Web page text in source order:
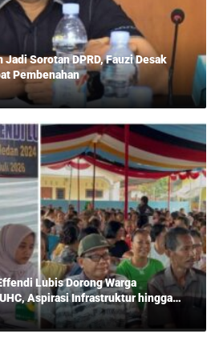
Sorotan DPRD, Fauzi Desak
Pembenahan
Lubis Dorong Warga
Aspirasi Infrastruktur hingga
dalam Reses Medan Amplas